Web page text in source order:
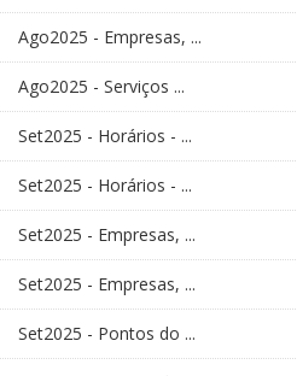
Ago2025 - Empresas, ...
Ago2025 - Serviços ...
Set2025 - Horários - ...
Set2025 - Horários - ...
Set2025 - Empresas, ...
Set2025 - Empresas, ...
Set2025 - Pontos do ...